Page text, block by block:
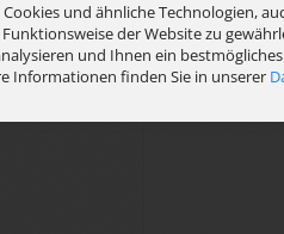
und ähnliche Technologien,
der Website zu
und Ihnen ein
Informationen finden Sie in unserer